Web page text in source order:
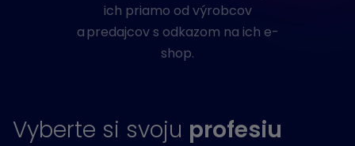
ich priamo od výrobcov
a predajcov s odkazom na ich e-
shop.
Vyberte si svoju profesiu